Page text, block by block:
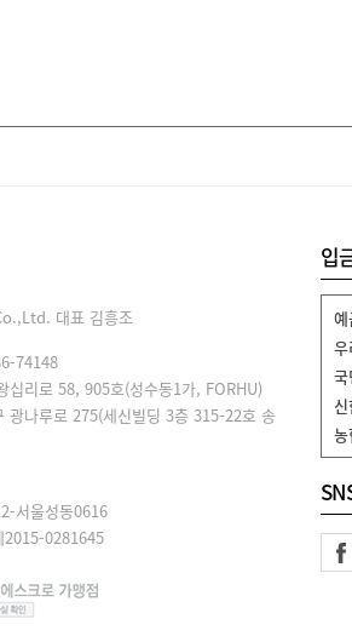
대표 김흥조
74148
십리로 58, 905호(성수동1가, FORHU)
광나루로 275(세신빌딩 3층 315-22호 송
서울성동0616
2015-0281645
입
예
우
국
신
농